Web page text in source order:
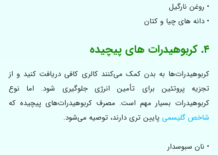
• روغن نارگیل
• دانه های چیا و کتان
۴. کربوهیدرات های پیچیده
کربوهیدرات‌ها به بدن کمک می‌کنند کالری کافی دریافت کنید و از
تجزیه پروتئین برای تأمین انرژی جلوگیری شود. اما نوع
کربوهیدرات بسیار مهم است. مصرف کربوهیدرات‌های پیچیده که
شاخص گلیسمیپایین تری دارند، توصیه می‌شود.
• نان سبوسدار